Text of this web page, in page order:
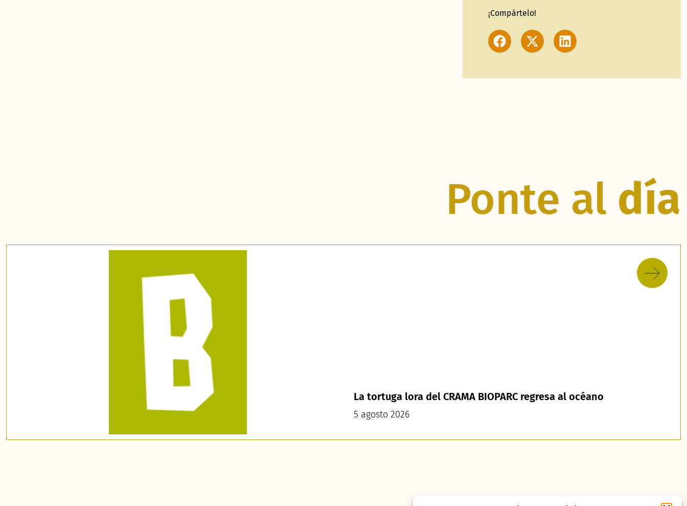
¡Compártelo!
Ponte al día
La tortuga lora del CRAMA BIOPARC regresa al océano
5 agosto 2026